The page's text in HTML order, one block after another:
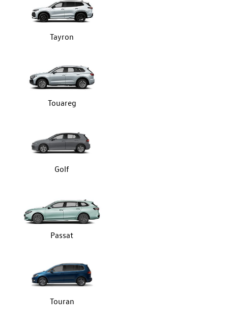
Tayron
Touareg
Golf
Passat
Touran